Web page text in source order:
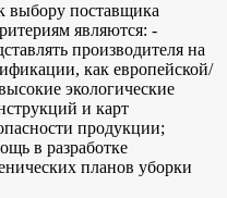
выбору поставщика
являются: -
производителя на
как европейской/
экологические
и карт
продукции;
в разработке
планов уборки